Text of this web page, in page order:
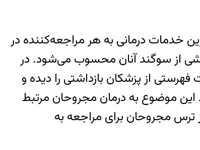
خدمات درمانی به هر مراجعه‌کننده در
از سوگند آنان محسوب می‌شود. در
از پزشکان بازداشتی را دیده و
این موضوع به درمان مجروحان مرتبط
ترس مجروحان برای مراجعه به